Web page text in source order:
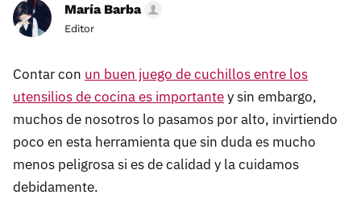
María Barba
Editor
Contar con un buen juego de cuchillos entre los
utensilios de cocina es importantey sin embargo,
muchos de nosotros lo pasamos por alto, invirtiendo
poco en esta herramienta que sin duda es mucho
menos peligrosa si es de calidad y la cuidamos
debidamente.